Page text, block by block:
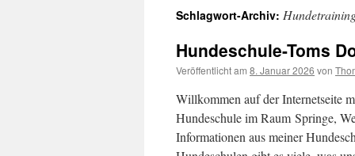
Schlagwort-Archiv:
Hundeschule-Toms
Veröffentlicht am 8. Januar 2026 von
Willkommen auf der Internetseite
Hundeschule im Raum Springe,
Informationen aus meiner